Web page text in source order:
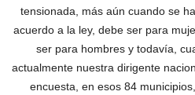
tensionada, más aún cuando se
acuerdo a la ley, debe ser para
ser para hombres y todavía,
actualmente nuestra dirigente
encuesta, en esos 84